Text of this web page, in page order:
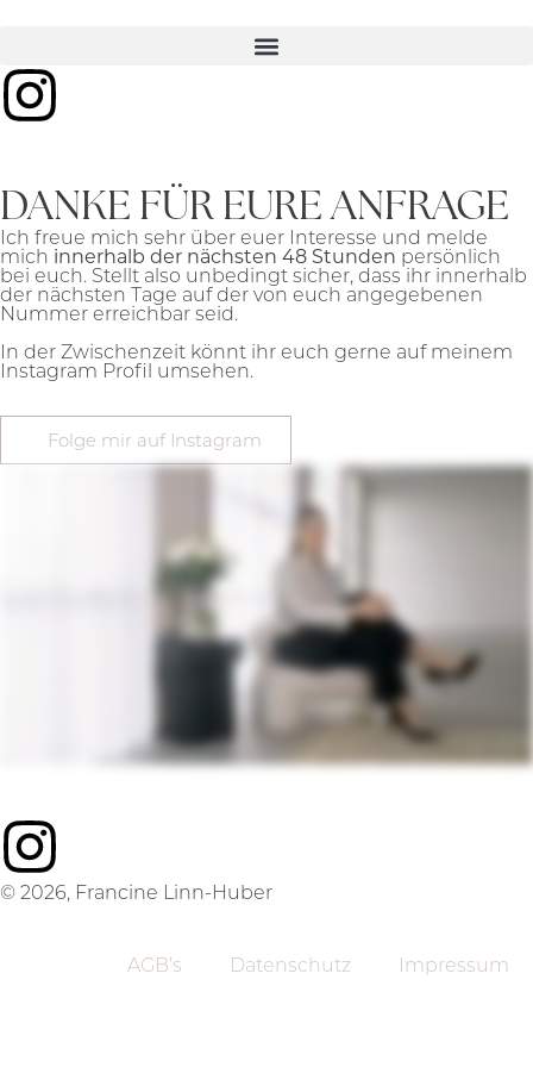
DANKE FÜR EURE ANFRAGE
Ich freue mich sehr über euer Interesse und melde
mich innerhalb der nächsten 48 Stunden persönlich
bei euch. Stellt also unbedingt sicher, dass ihr innerhalb
der nächsten Tage auf der von euch angegebenen
Nummer erreichbar seid.
In der Zwischenzeit könnt ihr euch gerne auf meinem
Instagram Profil umsehen.
Folge mir auf Instagram
© 2026, Francine Linn-Huber
AGB’s Datenschutz Impressum